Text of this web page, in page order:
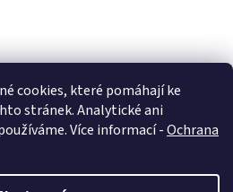
cookies, které pomáhají ke
stránek. Analytické ani
Více informací -Ochrana